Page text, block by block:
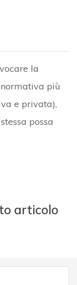
la
più
e privata),
possa
articolo